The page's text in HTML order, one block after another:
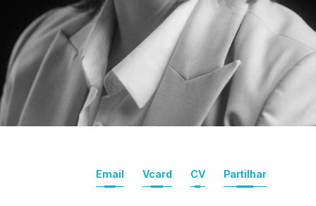
Email Vcard CV Partilhar